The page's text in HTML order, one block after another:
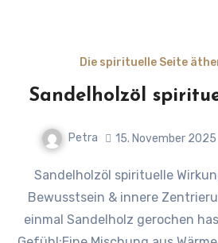
Die spirituelle Seite
Sandelholzöl
Petra 15. November 2025
Sandelholzöl spirituelle Wirkung – Heiliges Öl für
Bewusstsein & innere
einmal Sandelholz gerochen